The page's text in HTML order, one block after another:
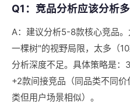
Q1：竞品分析应该分析多
A：建议分析5-8款核心竞品
一棵树"的视野局限，太多（
分析深度不足。具体策略是：
+2款间接竞品（同品类不同
类但用户场景相似）。